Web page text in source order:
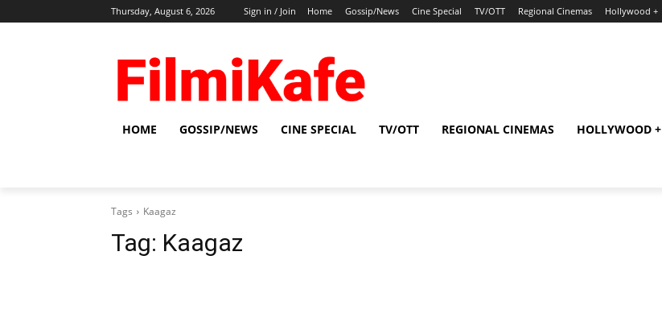
Thursday, August 6, 2026 Sign in / Join Home Gossip/News Cine Special TV/OTT Regional Cinemas Hollywood +
HOME GOSSIP/NEWS CINE SPECIAL TV/OTT REGIONAL CINEMAS HOLLYWOOD +
Tags Kaagaz
Tag: Kaagaz